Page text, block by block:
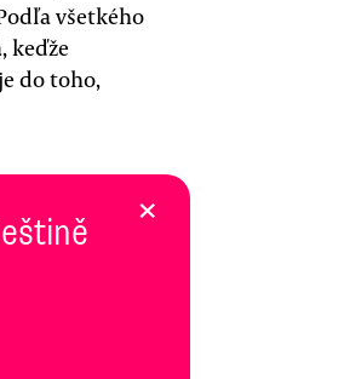
všetkého
keďže
do toho,
×